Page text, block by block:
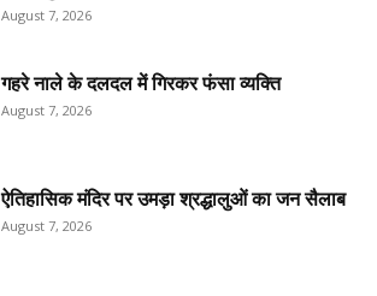
August 7, 2026
गहरे नाले के दलदल में गिरकर फंसा व्यक्ति
August 7, 2026
ऐतिहासिक मंदिर पर उमड़ा श्रद्धालुओं का जन सैलाब
August 7, 2026